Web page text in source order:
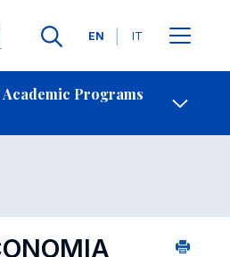
Languages
EN IT
Programs
Contact Us
2016